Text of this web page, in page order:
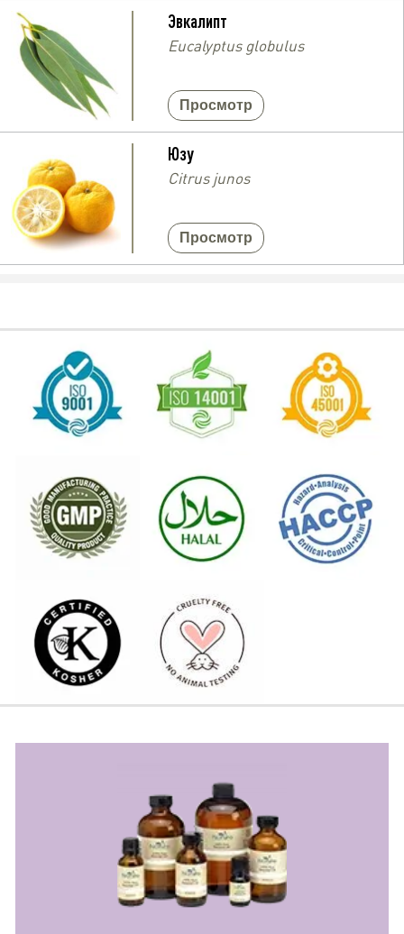
Эвкалипт
Eucalyptus globulus
Просмотр
Юзу
Citrus junos
Просмотр